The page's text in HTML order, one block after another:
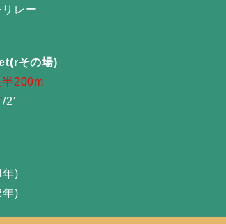
レー
その場)
半200m
/2′
年)
年)